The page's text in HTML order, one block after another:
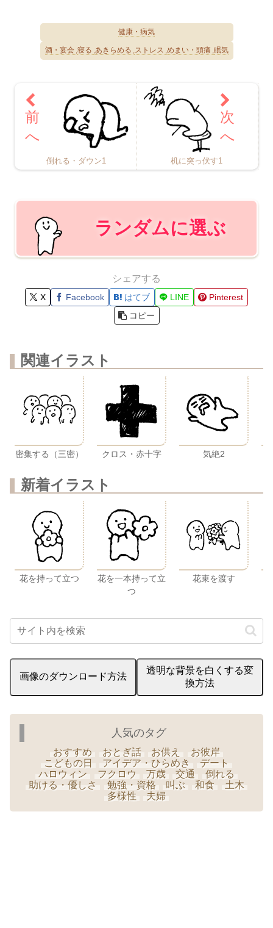
健康・病気
酒・宴会 寝る あきらめる ストレス めまい・頭痛 眠気
倒れる・ダウン1 机に突っ伏す1
ランダムに選ぶ
シェアする
X Facebook はてブ LINE
Pinterest
コピー
関連イラスト
密集する（三密） クロス・赤十字 気絶2
新着イラスト
花を持って立つ
花を一本持って立
つ
花束を渡す
画像のダウンロード方法
透明な背景を白くする変
換方法
人気のタグ
おすすめ おとぎ話 お供え
お彼岸
こどもの日
アイデア・ひらめき
デート
ハロウィン
フクロウ 万歳 交通
倒れる
助ける・優しさ
勉強・資格 叫ぶ 和食
土木
多様性
夫婦